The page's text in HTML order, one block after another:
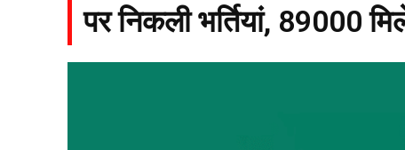
पर निकली भर्तियां, 89000